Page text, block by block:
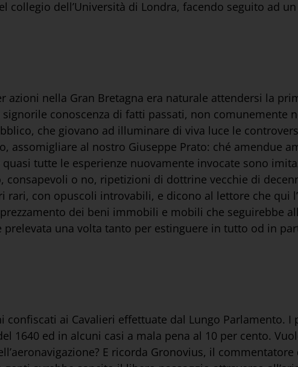
collegio dell’Università di Londra, facendo seguito ad
azioni nella Gran Bretagna era naturale attendersi la
conoscenza di fatti passati, non comunemente
che giovano ad illuminare di viva luce le
assomigliare al nostro Giuseppe Prato: ché amendue
tutte le esperienze nuovamente invocate sono
consapevoli o no, ripetizioni di dottrine vecchie di
con opuscoli introvabili, e dicono al lettore che qui
dei beni immobili e mobili che seguirebbe
una volta tanto per estinguere in tutto od in
ai Cavalieri effettuate dal Lungo Parlamento. I
1640 ed in alcuni casi a mala pena al 10 per cento.
E ricorda Gronovius, il commentatore